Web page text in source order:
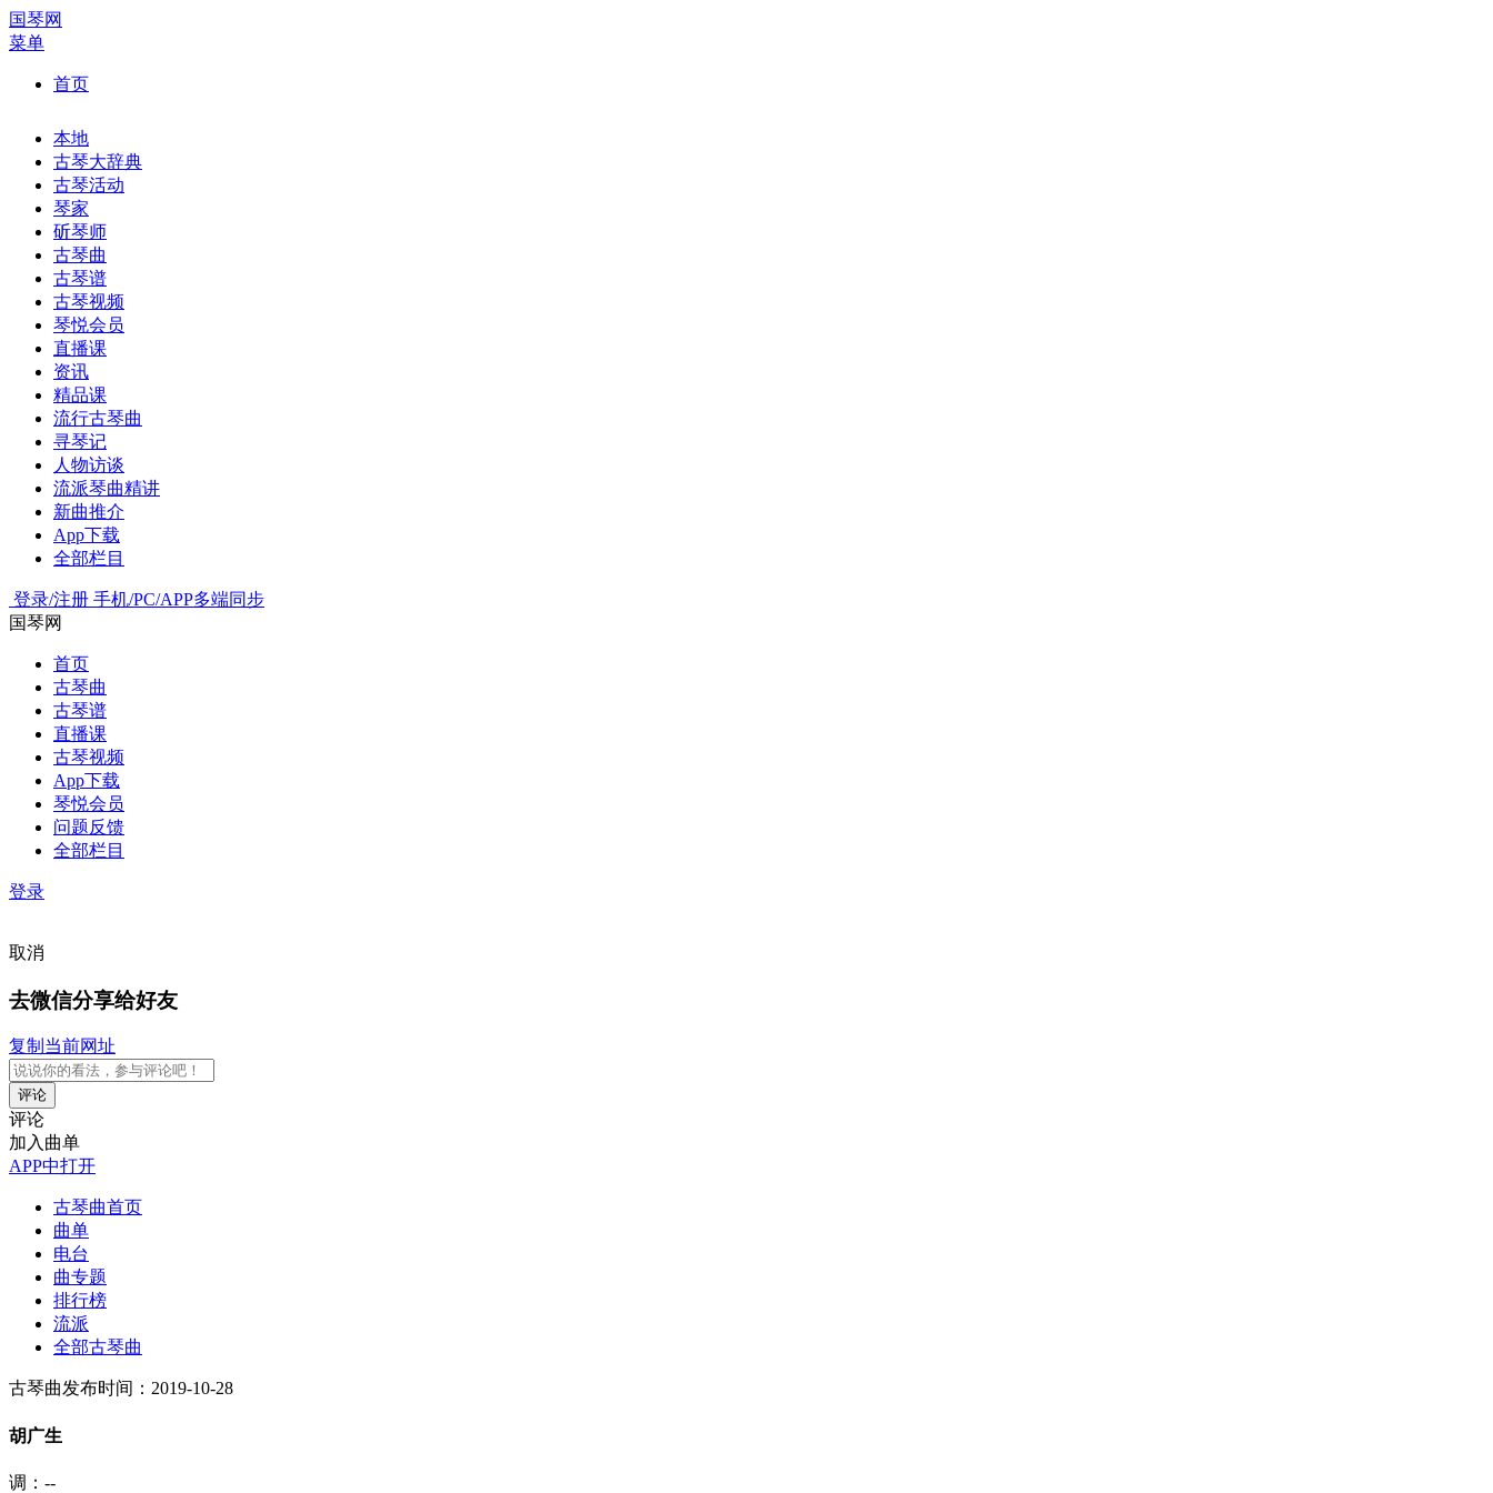
国琴网
菜单
首页
本地
古琴大辞典
古琴活动
琴家
斫琴师
古琴曲
古琴谱
古琴视频
琴悦会员
直播课
资讯
精品课
流行古琴曲
寻琴记
人物访谈
流派琴曲精讲
新曲推介
App下载
全部栏目
登录/注册 手机/PC/APP多端同步
国琴网
首页
古琴曲
古琴谱
直播课
古琴视频
App下载
琴悦会员
问题反馈
全部栏目
登录
取消
去微信分享给好友
复制当前网址
评论
评论
加入曲单
APP中打开
古琴曲首页
曲单
电台
曲专题
排行榜
流派
全部古琴曲
古琴曲发布时间：2019-10-28
胡广生
调：--